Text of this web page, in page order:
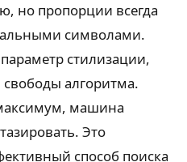
но пропорции всегда
символами.
стилизации,
алгоритма.
машина
Это
способ поиска